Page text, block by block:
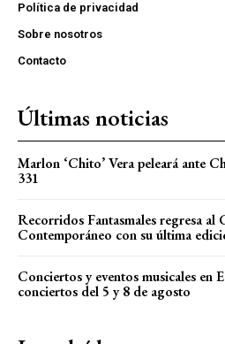
Política de privacidad
Sobre nosotros
Contacto
Últimas noticias
Marlon ‘Chito’ Vera peleará ante
331
Recorridos Fantasmales regresa al
Contemporáneo con su última
Conciertos y eventos musicales en
conciertos del 5 y 8 de agosto